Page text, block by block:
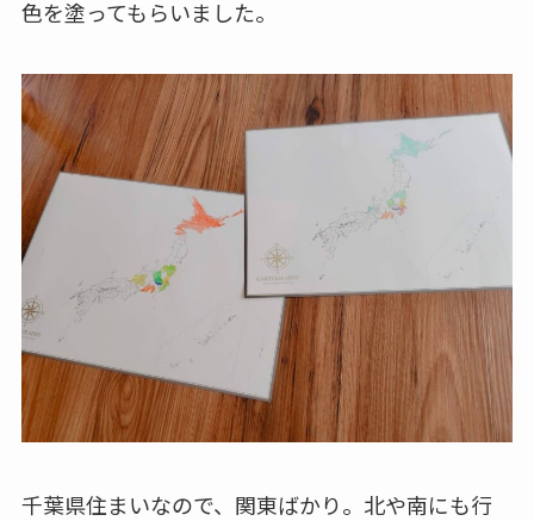
色を塗ってもらいました。
千葉県住まいなので、関東ばかり。北や南にも行